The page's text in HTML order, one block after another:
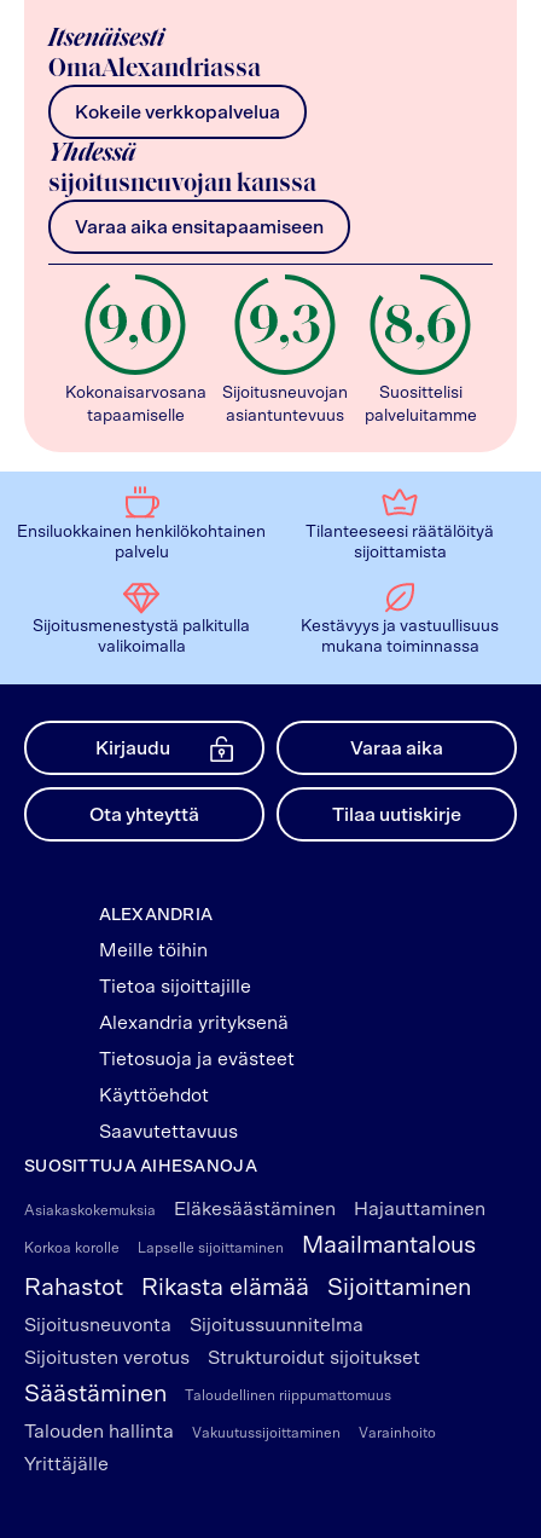
Itsenäisesti
OmaAlexandriassa
Kokeile verkkopalvelua
Yhdessä
sijoitusneuvojan kanssa
Varaa aika ensitapaamiseen
Kokonaisarvosana
tapaamiselle
Sijoitusneuvojan
asiantuntevuus
Suosittelisi
palveluitamme
Ensiluokkainen henkilökohtainen
palvelu
Tilanteeseesi räätälöityä
sijoittamista
Sijoitusmenestystä palkitulla
valikoimalla
Kestävyys ja vastuullisuus
mukana toiminnassa
Kirjaudu Varaa aika
Ota yhteyttä Tilaa uutiskirje
ALEXANDRIA
Meille töihin
Tietoa sijoittajille
Alexandria yrityksenä
Tietosuoja ja evästeet
Käyttöehdot
Saavutettavuus
SUOSITTUJA AIHESANOJA
Asiakaskokemuksia Eläkesäästäminen Hajauttaminen
Korkoa korolle Lapselle sijoittaminen
Maailmantalous
Rahastot
Rikasta elämää Sijoittaminen
Sijoitusneuvonta
Sijoitussuunnitelma
Sijoitusten verotus
Strukturoidut sijoitukset
Säästäminen Taloudellinen riippumattomuus
Talouden hallinta Vakuutussijoittaminen Varainhoito
Yrittäjälle